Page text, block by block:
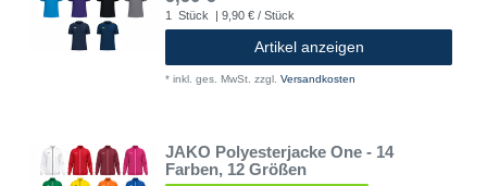
1 Stück | 9,90 € / Stück
Artikel anzeigen
* inkl. ges. MwSt. zzgl. Versandkosten
JAKO Polyesterjacke One - 14
Farben, 12 Größen